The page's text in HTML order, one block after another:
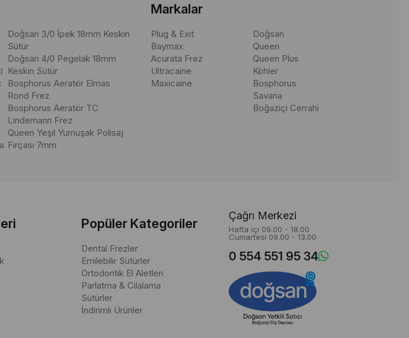
tas", "Dental tas fiyatları" gibi aramalar yapmaktadır. Bu aramalar, cerrahi tasların çeşitliliği
ne işe yarar?" ve "Dental aletler nasıl düzenlenir?" gibi sorular da sıkça sorulmaktadır.
Doğsan 3/0 İpek 18mm Keskin
Sütür
Doğsan 4/0 Pegelak 18mm
Keskin Sütür
Bosphorus Aeratör Elmas
Rond Frez
Bosphorus Aeratör TC
Lindemann Frez
Queen Yeşil Yumuşak Polisaj
Fırçası 7mm
Markalar
Plug & Exit
Baymax
Acurata Frez
Ultracaine
Maxicaine
Doğsan
Queen
Queen Plus
Köhler
Bosphorus
Savana
Boğaziçi Cerrahi
Popüler Kategoriler
Dental Frezler
Emilebilir Sütürler
Ortodontik El Aletleri
Parlatma & Cilalama
Sütürler
İndirimli Ürünler
Çağrı Merkezi
Hafta içi 09.00 - 18.00
Cumartesi 09.00 - 13.00
0 554 551 95 34